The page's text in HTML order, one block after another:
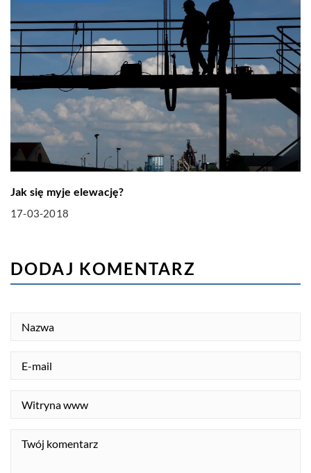
Jak się myje elewację?
17-03-2018
DODAJ KOMENTARZ